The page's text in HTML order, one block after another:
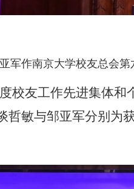
军作南京大学校友总会第
校友工作先进集体和
哲敏与邹亚军分别为